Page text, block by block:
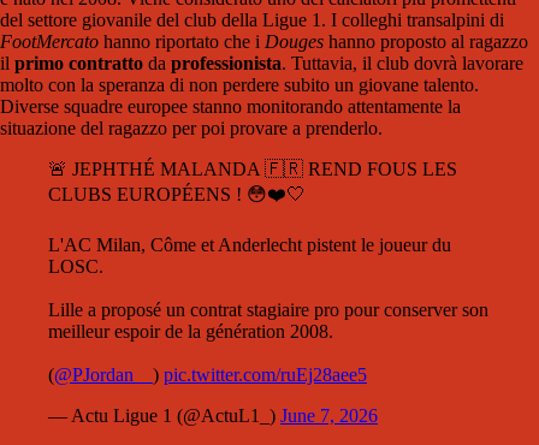
del settore giovanile del club della Ligue 1. I colleghi transalpini di
FootMercato hanno riportato che i Douges hanno proposto al ragazzo
il primo contratto da professionista. Tuttavia, il club dovrà lavorare
molto con la speranza di non perdere subito un giovane talento.
Diverse squadre europee stanno monitorando attentamente la
situazione del ragazzo per poi provare a prenderlo.
🚨 JEPHTHÉ MALANDA 🇫🇷 REND FOUS LES
CLUBS EUROPÉENS ! 😳❤️🤍
L'AC Milan, Côme et Anderlecht pistent le joueur du
LOSC.
Lille a proposé un contrat stagiaire pro pour conserver son
meilleur espoir de la génération 2008.
(@PJordan__ ) pic.twitter.com/ruEj28aee5
— Actu Ligue 1 (@ActuL1_) June 7, 2026